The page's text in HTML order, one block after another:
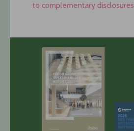
to complementary disclosures